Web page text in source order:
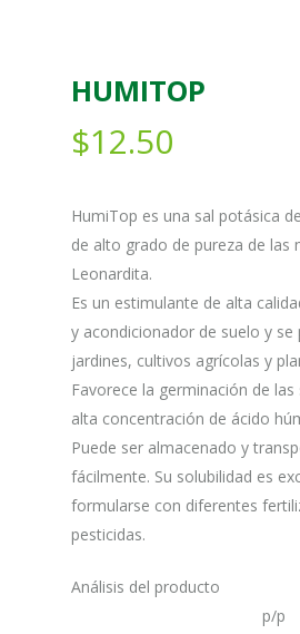
HUMITOP
$12.50
HumiTop es una sal potásica
de alto grado de pureza de las
Leonardita.
Es un estimulante de alta
y acondicionador de suelo y se
jardines, cultivos agrícolas y
Favorece la germinación de
alta concentración de ácido
Puede ser almacenado y
fácilmente. Su solubilidad es
formularse con diferentes
pesticidas.
Análisis del
p/p